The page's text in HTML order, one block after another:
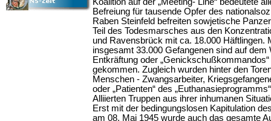
Befreiung für tausende Opfer des
Raben Steinfeld befreiten sowjetische
Teil des Todesmarsches aus den
und Ravensbrück mit ca. 18.000 Häftlingen.
insgesamt 33.000 Gefangenen sind auf dem
Entkräftung oder
gekommen. Zugleich wurden hinter den
Menschen - Zwangsarbeiter,
oder „Patienten“ des
Alliierten Truppen aus ihrer inhumanen
Erst mit der bedingungslosen Kapitulation
am 08. Mai 1945 wurde auch das gesamte